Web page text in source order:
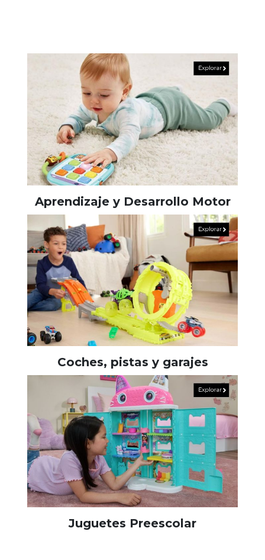
Aprendizaje y Desarrollo Motor
Coches, pistas y garajes
Juguetes Preescolar